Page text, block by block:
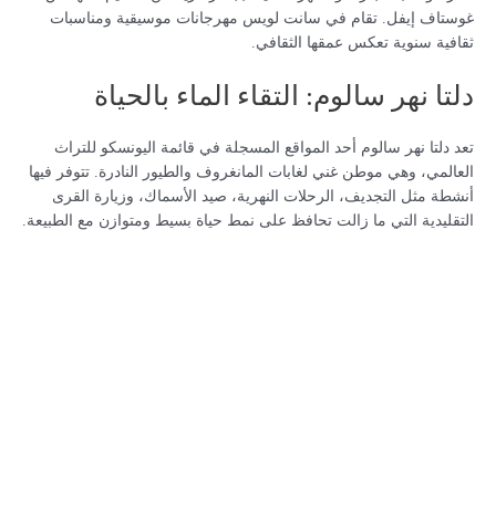
غوستاف إيفل. تقام في سانت لويس مهرجانات موسيقية ومناسبات
ثقافية سنوية تعكس عمقها الثقافي.
دلتا نهر سالوم: التقاء الماء بالحياة
تعد دلتا نهر سالوم أحد المواقع المسجلة في قائمة اليونسكو للتراث
العالمي، وهي موطن غني لغابات المانغروف والطيور النادرة. تتوفر فيها
أنشطة مثل التجديف، الرحلات النهرية، صيد الأسماك، وزيارة القرى
التقليدية التي ما زالت تحافظ على نمط حياة بسيط ومتوازن مع الطبيعة.